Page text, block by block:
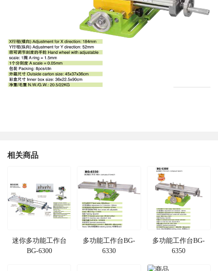
相关商品
迷你多功能工作台
BG-6300
多功能工作台BG-
6330
多功能工作台BG-
6350